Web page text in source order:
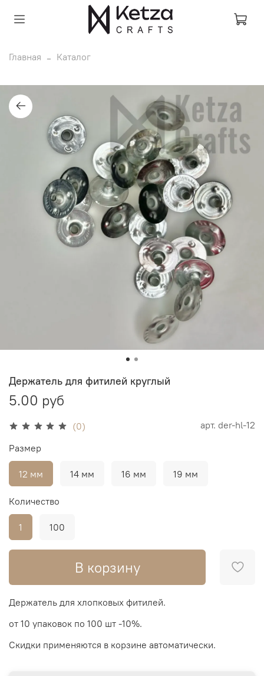
Главная Каталог
(0) арт. der-hl-12
Держатель для фитилей круглый
5.00 руб
В корзину
Размер
12 мм 14 мм 16 мм 19 мм
Количество
1 100
Держатель для хлопковых фитилей.
от 10 упаковок по 100 шт -10%.
Скидки применяются в корзине автоматически.